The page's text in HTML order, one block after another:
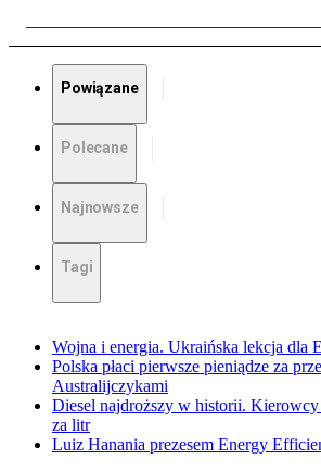
Powiązane
Polecane
Najnowsze
Tagi
Wojna i energia. Ukraińska lekcja dla
Polska płaci pierwsze pieniądze za
Australijczykami
Diesel najdroższy w historii. Kierowcy
za litr
Luiz Hanania prezesem Energy